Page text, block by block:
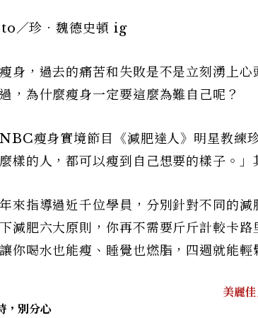
／珍．魏德史頓 ig
身，過去的痛苦和失敗是不是立刻湧上
，為什麼瘦身一定要這麼為難自己呢？
瘦身實境節目《減肥達人》明星教
樣的人，都可以瘦到自己想要的樣子。
來指導過近千位學員，分別針對不同的
減肥六大原則，你再不需要斤斤計較卡
你喝水也能瘦、睡覺也燃脂，四週就能輕
美麗
，別分心